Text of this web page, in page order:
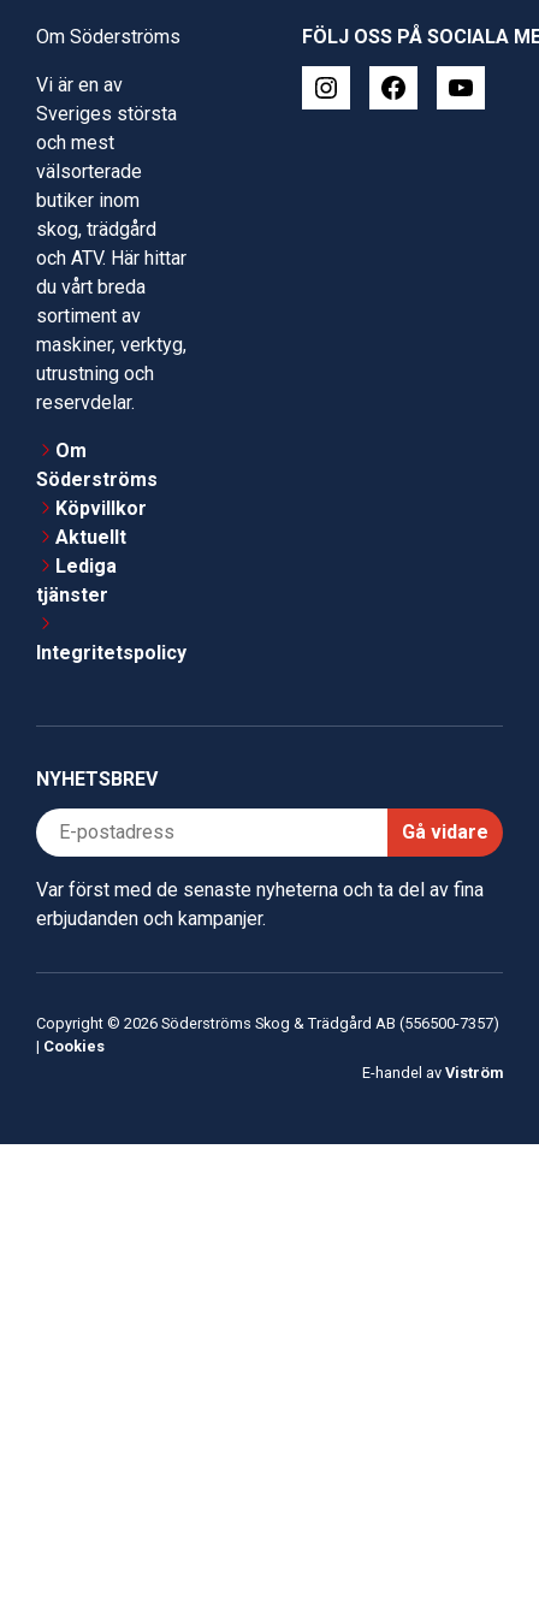
Om Söderströms
Vi är en av
Sveriges största
och mest
välsorterade
butiker inom
skog, trädgård
och ATV. Här hittar
du vårt breda
sortiment av
maskiner, verktyg,
utrustning och
reservdelar.
Om
Söderströms
Köpvillkor
Aktuellt
Lediga
tjänster
Integritetspolicy
FÖLJ OSS PÅ SOCIALA
NYHETSBREV
Gå vidare
Var först med de senaste nyheterna och ta del av fina
erbjudanden och kampanjer.
Copyright © 2026 Söderströms Skog & Trädgård AB (556500-7357)
| Cookies
E-handel av Viström